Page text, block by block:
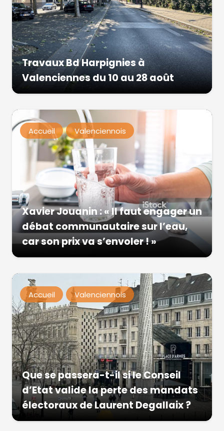
Travaux Bd Harpignies à
Valenciennes du 10 au 28 août
Accueil Valenciennois
Xavier Jouanin : « Il faut engager un
débat communautaire sur l’eau,
car son prix va s’envoler ! »
Accueil Valenciennois
Que se passera-t-il si le Conseil
d’Etat valide la perte des mandats
électoraux de Laurent Degallaix ?